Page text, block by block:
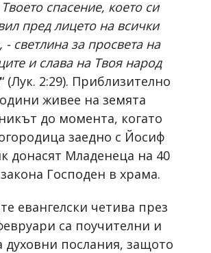
спасение, което си
пред лицето на всички
- светлина за просвета на
и слава на Твоя народ
“ (Лук. 2:29). Приблизително
живее на земята
до момента, когато
заедно с Йосиф
донасят Младенеца на 40
Господен в храма.
евангелски четива през
са поучителни и
духовни послания, защото